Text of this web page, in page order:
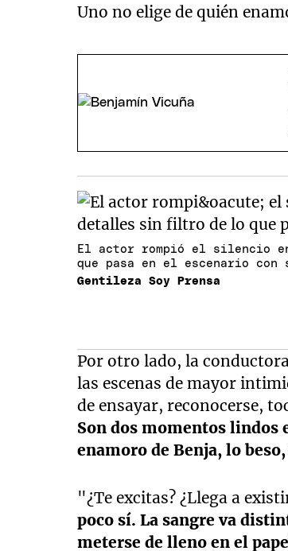
Uno no elige de quién
El actor rompió el silencio
que pasa en el escenario con
Gentileza Soy Prensa
Por otro lado, la
las escenas de mayor
de ensayar, reconocerse,
Son dos momentos lindos
enamoro de Benja, lo
"¿Te excitas? ¿Llega a
poco sí. La sangre va
meterse de lleno en el